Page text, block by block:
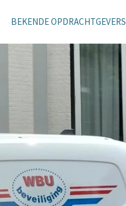
BEKENDE OPDRACHTGEVERS